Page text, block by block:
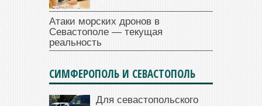
Атаки морских дронов в
Севастополе — текущая
реальность
СИМФЕРОПОЛЬ И СЕВАСТОПОЛЬ
Для севастопольского